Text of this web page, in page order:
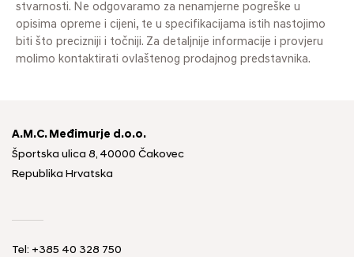
stvarnosti. Ne odgovaramo za nenamjerne pogreške u
opisima opreme i cijeni, te u specifikacijama istih nastojimo
biti što precizniji i točniji. Za detaljnije informacije i provjeru
molimo kontaktirati ovlaštenog prodajnog predstavnika.
A.M.C. Međimurje d.o.o.
Športska ulica 8, 40000 Čakovec
Republika Hrvatska
Tel: +385 40 328 750